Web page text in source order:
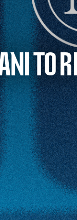
TO